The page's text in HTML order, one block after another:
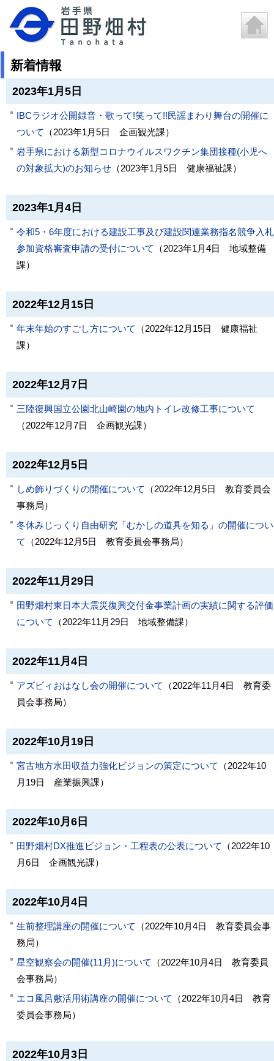
新着情報
2023年1月5日
IBCラジオ公開録音・歌って!笑って!!民謡まわり舞台の開催に
ついて
（2023年1月5日 企画観光課）
岩手県における新型コロナウイルスワクチン集団接種(小児へ
の対象拡大)のお知らせ （2023年1月5日 健康福祉課）
2023年1月4日
令和5・6年度における建設工事及び建設関連業務指名競争入札
参加資格審査申請の受付について
（2023年1月4日
地域整備
課）
2022年12月15日
年末年始のすごし方について （2022年12月15日
健康福祉
課）
2022年12月7日
三陸復興国立公園北山崎園の地内トイレ改修工事について
（2022年12月7日 企画観光課）
2022年12月5日
しめ飾りづくりの開催について （2022年12月5日
教育委員会
事務局）
冬休みじっくり自由研究「むかしの道具を知る」の開催につい
て
（2022年12月5日 教育委員会事務局）
2022年11月29日
田野畑村東日本大震災復興交付金事業計画の実績に関する評価
について
（2022年11月29日 地域整備課）
2022年11月4日
アズビィおはなし会の開催について （2022年11月4日
教育委
員会事務局）
2022年10月19日
宮古地方水田収益力強化ビジョンの策定について （2022年10
月19日
産業振興課）
2022年10月6日
田野畑村DX推進ビジョン・工程表の公表について （2022年10
月6日
企画観光課）
2022年10月4日
生前整理講座の開催について （2022年10月4日
教育委員会事
務局）
星空観察会の開催(11月)について
（2022年10月4日
教育委員
会事務局）
エコ風呂敷活用術講座の開催について
（2022年10月4日
教育
委員会事務局）
2022年10月3日